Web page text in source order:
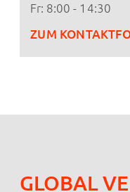
Fr: 8:00 - 14:30
ZUM
GLOBAL